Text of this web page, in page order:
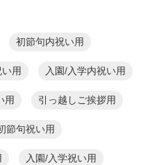
初節句内祝い用
用 入園/入学内祝い用
用 引っ越しご挨拶用
節句祝い用
入園/入学祝い用